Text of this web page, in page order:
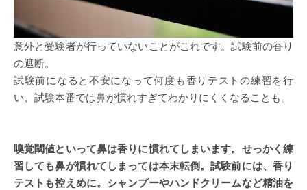
意外と受験者が行っていないことがこれです。試験前の香り
の遮断。
試験前になると不安になって何度も香りテストの練習を行
い、試験本番では鼻が慣れすぎてわかりにくくなることも。
嗅覚閾値といって鼻は香りに慣れてしまいます。せっかく練
習しても鼻が慣れてしまっては本末転倒。試験前には、香り
テストも控えめに。シャンプーやハンドクリームなど精油を